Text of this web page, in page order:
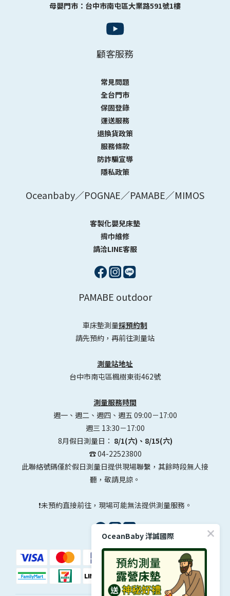
母嬰門市：台中市南屯區大業路591號1樓
顧客服務
常見問題
全台門市
保固登錄
運送服務
退換貨政策
服務條款
防詐騙宣導
隱私政策
Oceanbaby／POGNAE／PAMABE／MIMOS
客製化嬰兒床墊
揹巾維修
請洽LINE客服
PAMABE outdoor
車床墊測量採預約制
請先預約，再前往測量站
測量站地址
台中市南屯區楓樹東街462號
測量服務時間
週一、週二、週四、週五 09:00－17:00
週三 13:30－17:00
8月假日測量日： 8/1(六)、8/15(六)
☎️ 04-22523800
此聯絡號碼僅於假日測量日提供現場聯繫，其餘時段無人接
聽，敬請見諒。
❗未預約直接前往，現場可能無法提供測量服務。
OceanBaby 洋誠國際